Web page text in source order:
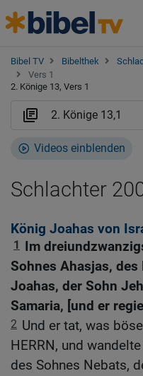
Bibel TV Bibelthek
Vers 1
2. Könige 13, Vers 1
Videos einblenden
Schlachter
König Joahas von
1
Im
Sohnes Ahasjas,
Joahas, der Sohn
Samaria, [und er
2 Und er tat, was
HERRN, und
des Sohnes Nebats,